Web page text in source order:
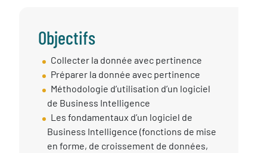
Objectifs
Objectif
session
Collecter la donnée avec pertinence
Préparer la donnée avec pertinence
Méthodologie d’utilisation d’un logiciel
de Business Intelligence
Les fondamentaux d’un logiciel de
Business Intelligence (fonctions de mise
en forme, de croissement de données,